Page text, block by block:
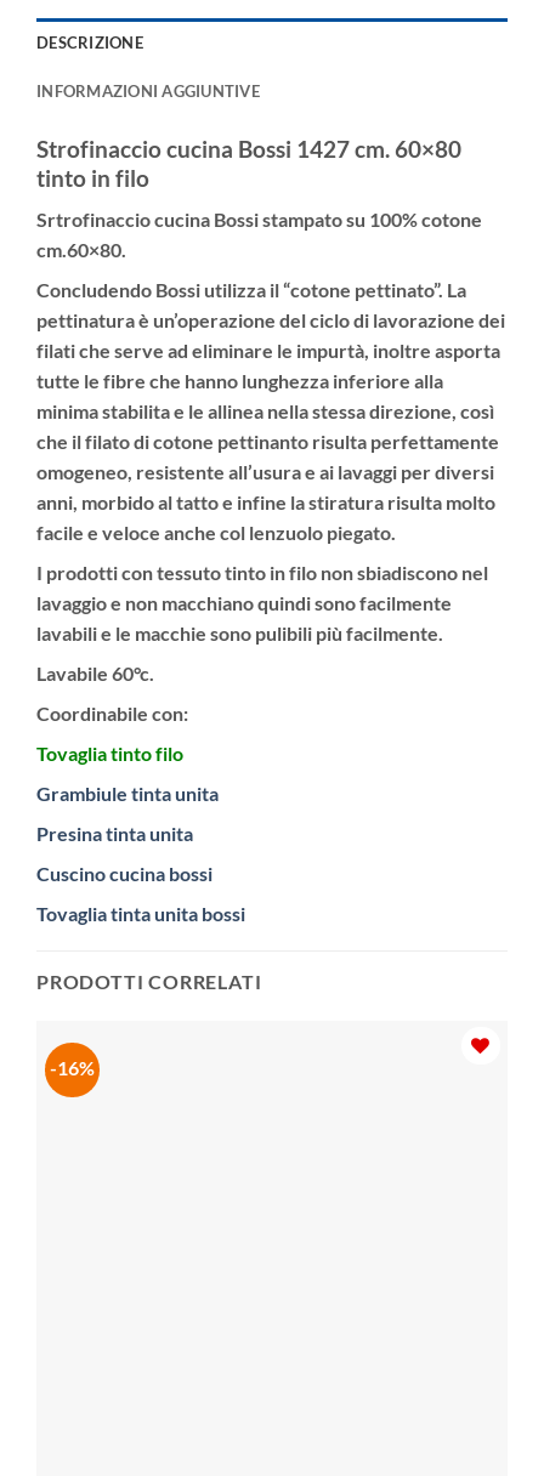
DESCRIZIONE
INFORMAZIONI AGGIUNTIVE
Strofinaccio cucina Bossi 1427 cm. 60×80
tinto in filo
Srtrofinaccio cucina Bossi stampato su 100% cotone
cm.60×80.
Concludendo Bossi utilizza il “cotone pettinato”. La
pettinatura è un’operazione del ciclo di lavorazione dei
filati che serve ad eliminare le impurtà, inoltre asporta
tutte le fibre che hanno lunghezza inferiore alla
minima stabilita e le allinea nella stessa direzione, così
che il filato di cotone pettinanto risulta perfettamente
omogeneo, resistente all’usura e ai lavaggi per diversi
anni, morbido al tatto e infine la stiratura risulta molto
facile e veloce anche col lenzuolo piegato.
I prodotti con tessuto tinto in filo non sbiadiscono nel
lavaggio e non macchiano quindi sono facilmente
lavabili e le macchie sono pulibili più facilmente.
Lavabile 60°c.
Coordinabile con:
Tovaglia tinto filo
Grambiule tinta unita
Presina tinta unita
Cuscino cucina bossi
Tovaglia tinta unita bossi
PRODOTTI CORRELATI
-16%